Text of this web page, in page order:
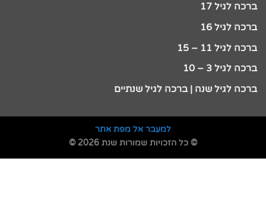
ברכה לגיל 17
ברכה לגיל 16
ברכה לגיל 11 – 15
ברכה לגיל 3 – 10
ברכה לגיל שנה | ברכה לגיל שנתיים
למעבר אל מפת אתר
© כל הזכויות שמורות שנת 2026 ©